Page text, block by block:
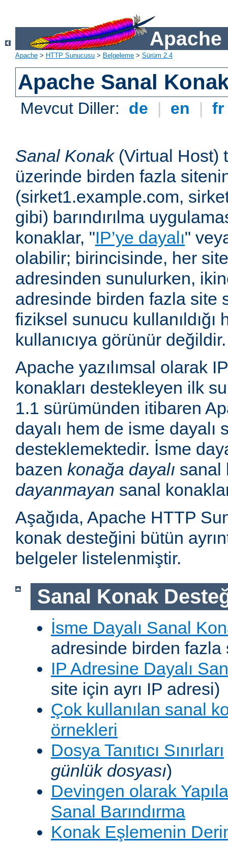
Apache
Apache > HTTP Sunucusu > Belgeleme > Sürüm 2.4
Apache Sanal
Mevcut Diller: de | en |
Sanal Konak(Virtual Host)
üzerinde birden fazla
(sirket1.example.com,
gibi) barındırılma
konaklar, "IP’ye dayalı"
olabilir; birincisinde, her
adresinden sunulurken,
adresinde birden fazla site
fiziksel sunucu
kullanıcıya görünür değildir.
Apache yazılımsal olarak
konakları destekleyen ilk
1.1 sürümünden itibaren
dayalı hem de isme dayalı
desteklemektedir. İsme
bazen konağa dayalı sanal
dayanmayan sanal
Aşağıda, Apache HTTP
konak desteğini bütün
belgeler listelenmiştir.
Sanal Konak
İsme Dayalı Sanal
adresinde birden fazla
IP Adresine Dayalı
site için ayrı IP adresi)
Çok kullanılan sanal
örnekleri
Dosya Tanıtıcı Sınırları
günlük dosyası)
Devingen olarak
Sanal Barındırma
Konak Eşlemenin